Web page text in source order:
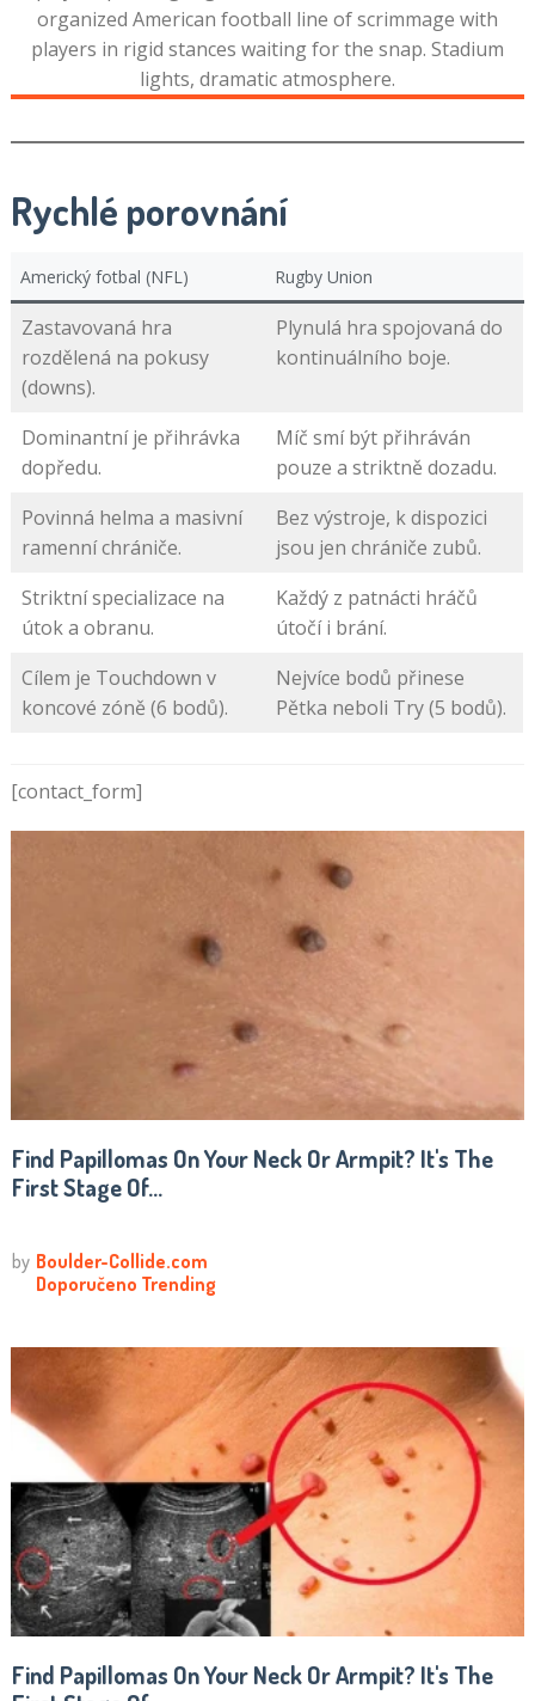
Rychlé porovnání
Americký fotbal (NFL) Rugby Union
Zastavovaná hra
rozdělená na pokusy
(downs).
Plynulá hra spojovaná do
kontinuálního boje.
Dominantní je přihrávka
dopředu.
Míč smí být přihráván
pouze a striktně dozadu.
Povinná helma a masivní
ramenní chrániče.
Bez výstroje, k dispozici
jsou jen chrániče zubů.
Striktní specializace na
útok a obranu.
Každý z patnácti hráčů
útočí i brání.
Cílem je Touchdown v
koncové zóně (6 bodů).
Nejvíce bodů přinese
Pětka neboli Try (5 bodů).
[contact_form]
Find Papillomas On Your Neck Or Armpit? It's The
First Stage Of...
Find Papillomas On Your Neck Or Armpit? It's The